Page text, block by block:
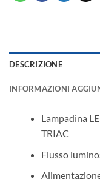
DESCRIZIONE
INFORMAZIONI
Lampadina
TRIAC
Flusso